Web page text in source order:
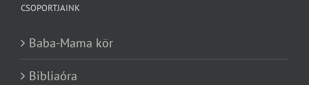
CSOPORTJAINK
Baba-Mama kör
Bibliaóra